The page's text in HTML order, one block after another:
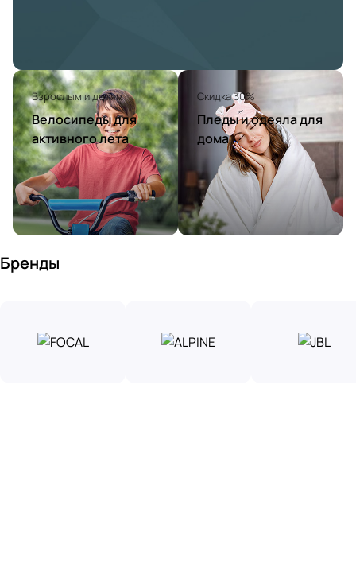
Взрослым и детям
Велосипеды для
активного лета
Скидка 30%
Пледы и одеяла для
дома
Бренды